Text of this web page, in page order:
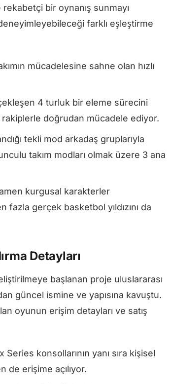
bir oynanış sunmayı
farklı eşleştirme
mücadelesine sahne olan hızlı
4 turluk bir eleme sürecini
doğrudan mücadele ediyor.
tekli mod arkadaş gruplarıyla
takım modları olmak üzere 3 ana
kurgusal karakterler
gerçek basketbol yıldızını da
Detayları
başlanan proje uluslararası
güncel ismine ve yapısına kavuştu.
oyunun erişim detayları ve satış
konsollarının yanı sıra kişisel
de erişime açılıyor.